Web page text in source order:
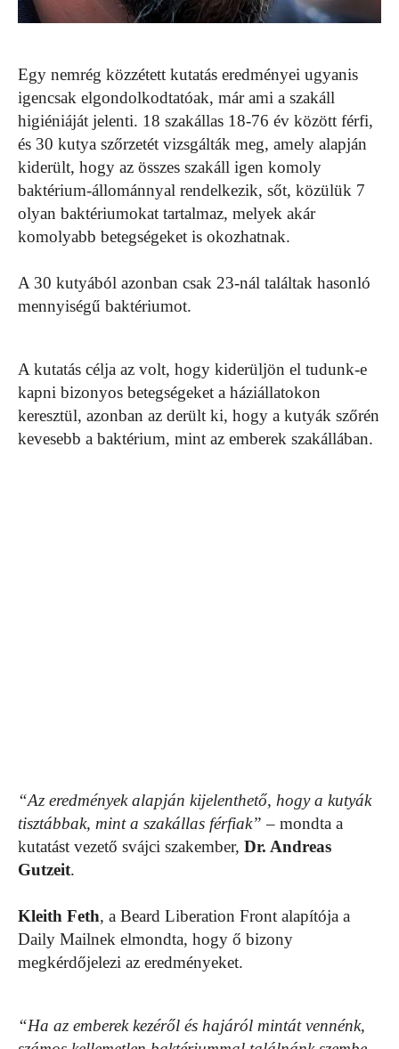
Egy nemrég közzétett kutatás eredményei ugyanis
igencsak elgondolkodtatóak, már ami a szakáll
higiéniáját jelenti. 18 szakállas 18-76 év között férfi,
és 30 kutya szőrzetét vizsgálták meg, amely alapján
kiderült, hogy az összes szakáll igen komoly
baktérium-állománnyal rendelkezik, sőt, közülük 7
olyan baktériumokat tartalmaz, melyek akár
komolyabb betegségeket is okozhatnak.
A 30 kutyából azonban csak 23-nál találtak hasonló
mennyiségű baktériumot.
A kutatás célja az volt, hogy kiderüljön el tudunk-e
kapni bizonyos betegségeket a háziállatokon
keresztül, azonban az derült ki, hogy a kutyák szőrén
kevesebb a baktérium, mint az emberek szakállában.
“Az eredmények alapján kijelenthető, hogy a kutyák
tisztábbak, mint a szakállas férfiak” – mondta a
kutatást vezető svájci szakember, Dr. Andreas
Gutzeit.
Kleith Feth, a Beard Liberation Front alapítója a
Daily Mailnek elmondta, hogy ő bizony
megkérdőjelezi az eredményeket.
“Ha az emberek kezéről és hajáról mintát vennénk,